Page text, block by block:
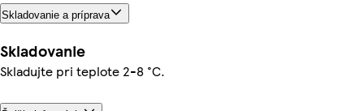
Skladovanie a príprava
Skladovanie
Skladujte pri teplote 2-8 °C.